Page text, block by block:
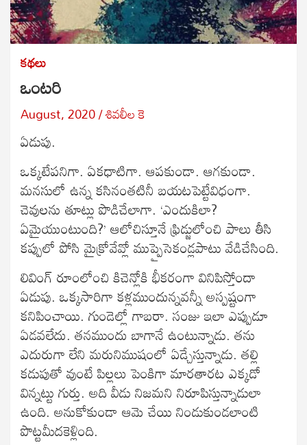
కథలు
ఒంటరి
August, 2020 శివలీల కె
ఏడుపు.
ఒక్కటేపనిగా. ఏకధాటిగా. ఆపకుండా. ఆగకుండా.
మనసులో ఉన్న కసినంతటినీ బయటపెట్టేవిధంగా.
చెవులను తూట్లు పొడిచేలాగా. ‘ఎందుకిలా?
ఏమైయుంటుంది?’ ఆలోచిస్తూనే ఫ్రిడ్జులోంచి పాలు తీసి
కప్పులో పోసి మైక్రోవేవ్లో ముప్పైసెకండ్లపాటు వేడిచేసింది.
లివింగ్ రూంలోంచి కిచెన్లోకి భీకరంగా వినిపిస్తోందా
ఏడుపు. ఒక్కసారిగా కళ్లముందున్నవన్నీ అస్పష్టంగా
కనిపించాయి. గుండెల్లో గాబరా. సంజు ఇలా ఎప్పుడూ
ఏడవలేదు. తనముందు బాగానే ఉంటున్నాడు. తను
ఎదురుగా లేని మరునిముషంలో ఏడ్చేస్తున్నాడు. తల్లి
కడుపుతో వుంటే పిల్లలు పెంకిగా మారతారట ఎక్కడో
విన్నట్టు గుర్తు. అది వీడు నిజమని నిరూపిస్తున్నాడులా
ఉంది. అనుకోకుండా ఆమె చేయి నిండుకుండలాంటి
పొట్టమీదకెళ్లింది.